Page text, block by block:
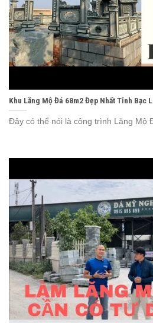
Khu Lăng Mộ Đá 68m2 Đẹp Nhất Tỉnh Bạc
Đây có thể nói là công trình Lăng Mộ